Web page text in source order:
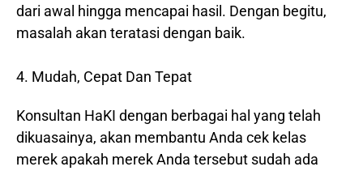
dari awal hingga mencapai hasil. Dengan begitu,
masalah akan teratasi dengan baik.
4. Mudah, Cepat Dan Tepat
Konsultan HaKI dengan berbagai hal yang telah
dikuasainya, akan membantu Anda cek kelas
merek apakah merek Anda tersebut sudah ada